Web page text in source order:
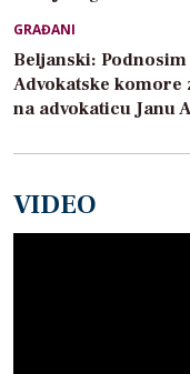
GRAĐANI
Beljanski:
Advokatske komore
na advokaticu Janu
VIDEO